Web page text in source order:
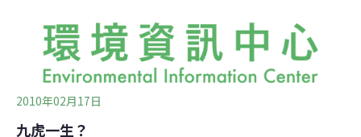
到歡樂，對於動物卻是抹去本性，有如精神病園之處。這
個比喻也揭露了動物園中的動物所遭受的不當對待。之前
2010年02月17日
九虎一生？